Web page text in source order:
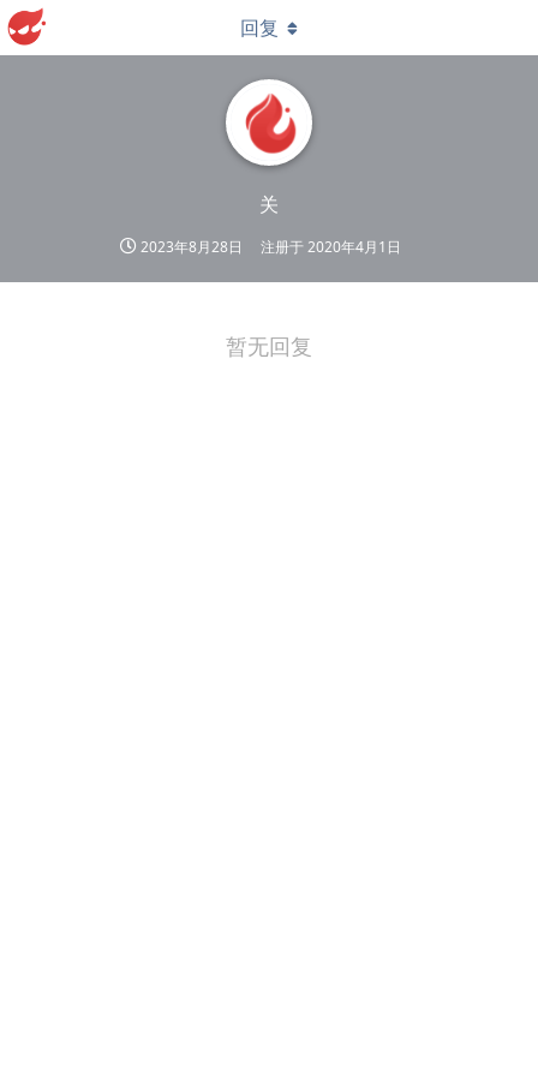
关
2023年8月28日 注册于2020年4月1日
回复
暂无回复